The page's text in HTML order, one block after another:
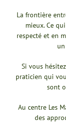
La frontière
mieux. Ce
respecté et en
Si vous
praticien qui
sont
Au centre Les
des